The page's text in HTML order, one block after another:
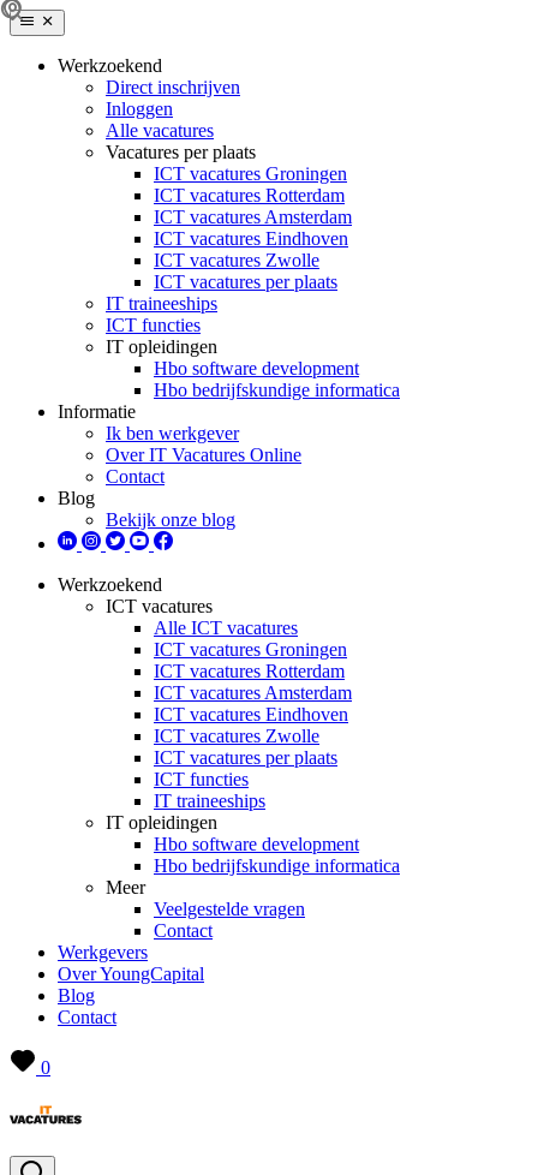
Werkzoekend
Direct inschrijven
Inloggen
Alle vacatures
Vacatures per plaats
ICT vacatures Groningen
ICT vacatures Rotterdam
ICT vacatures Amsterdam
ICT vacatures Eindhoven
ICT vacatures Zwolle
ICT vacatures per plaats
IT traineeships
ICT functies
IT opleidingen
Hbo software development
Hbo bedrijfskundige informatica
Informatie
Ik ben werkgever
Over IT Vacatures Online
Contact
Blog
Bekijk onze blog
Werkzoekend
ICT vacatures
Alle ICT vacatures
ICT vacatures Groningen
ICT vacatures Rotterdam
ICT vacatures Amsterdam
ICT vacatures Eindhoven
ICT vacatures Zwolle
ICT vacatures per plaats
ICT functies
IT traineeships
IT opleidingen
Hbo software development
Hbo bedrijfskundige informatica
Meer
Veelgestelde vragen
Contact
Werkgevers
Over YoungCapital
Blog
Contact
0